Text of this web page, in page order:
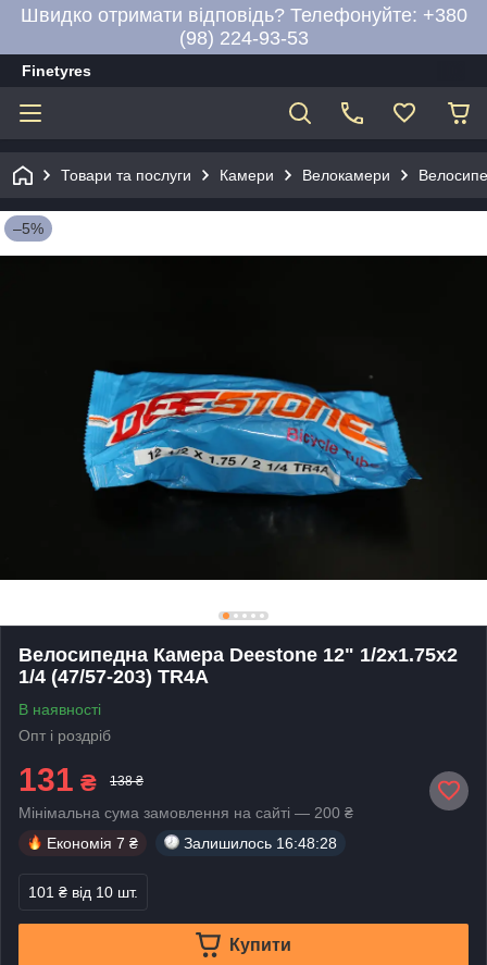
Швидко отримати відповідь? Телефонуйте: +380
(98) 224-93-53
Finetyres
Товари та послуги Камери Велокамери
–5%
Велосипедна Камера Deestone 12" 1/2x1.75x2
1/4 (47/57-203) TR4A
В наявності
Опт і роздріб
131 ₴ 138 ₴
Мінімальна сума замовлення на сайті — 200 ₴
Економія 7 ₴ Залишилось 16:48:28
101 ₴ від 10 шт.
Купити